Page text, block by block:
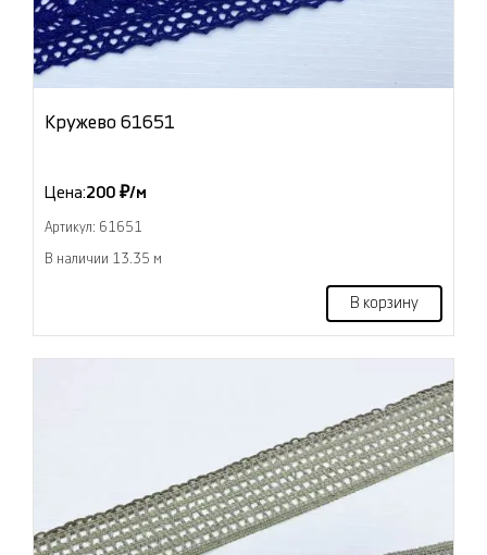
Кружево 61651
Цена:200 ₽/м
Артикул: 61651
В наличии 13.35 м
В корзину